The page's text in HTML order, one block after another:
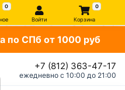
0
Войти
0
Корзина
по СПб от 1000 руб
+7 (812) 363-47-17
ежедневно c 10:00 до 21:00